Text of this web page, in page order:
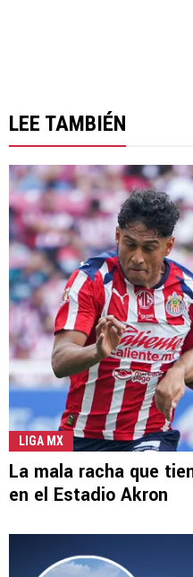
LEE TAMBIÉN
LIGA MX
La mala racha que
en el Estadio Akron